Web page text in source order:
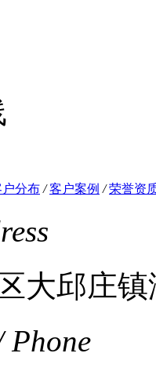
户分布 / 客户案例 / 荣誉资
大邱庄
Phone